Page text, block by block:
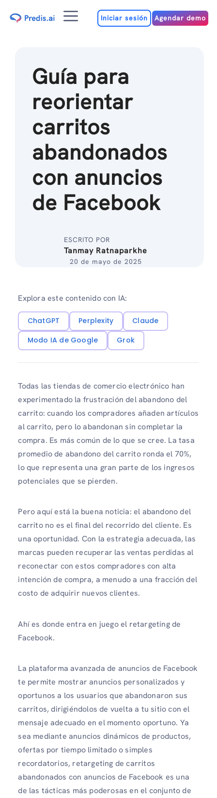
MenúIniciar sesión Agendar demo
Guía para
reorientar
carritos
abandonados
con anuncios
de Facebook
ESCRITO POR
Tanmay Ratnaparkhe
20 de mayo de 2025
Explora este contenido con IA:
ChatGPT Perplexity
Claude
Modo IA de Google
Grok
Todas las tiendas de comercio electrónico han
experimentado la frustración del abandono del
carrito: cuando los compradores añaden artículos
al carrito, pero lo abandonan sin completar la
compra. Es más común de lo que se cree. La tasa
promedio de abandono del carrito ronda el 70%,
lo que representa una gran parte de los ingresos
potenciales que se pierden.
Pero aquí está la buena noticia: el abandono del
carrito no es el final del recorrido del cliente. Es
una oportunidad. Con la estrategia adecuada, las
marcas pueden recuperar las ventas perdidas al
reconectar con estos compradores con alta
intención de compra, a menudo a una fracción del
costo de adquirir nuevos clientes.
Ahí es donde entra en juego el retargeting de
Facebook.
La plataforma avanzada de anuncios de Facebook
te permite mostrar anuncios personalizados y
oportunos a los usuarios que abandonaron sus
carritos, dirigiéndolos de vuelta a tu sitio con el
mensaje adecuado en el momento oportuno. Ya
sea mediante anuncios dinámicos de productos,
ofertas por tiempo limitado o simples
recordatorios, retargeting de carritos
abandonados con anuncios de Facebook es una
de las tácticas más poderosas en el conjunto de